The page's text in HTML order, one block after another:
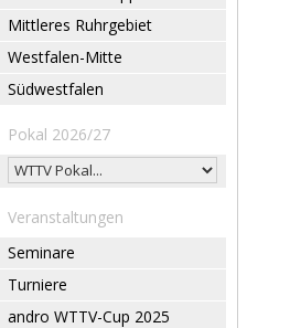
Mittleres Ruhrgebiet
Westfalen-Mitte
Südwestfalen
Pokal 2026/27
Veranstaltungen
Seminare
Turniere
andro WTTV-Cup 2025